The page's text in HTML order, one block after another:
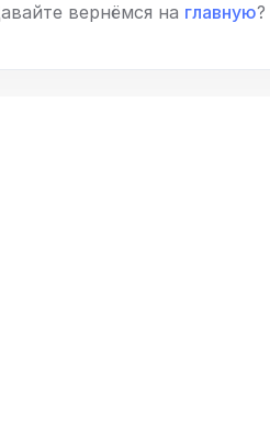
вернёмся на главную?